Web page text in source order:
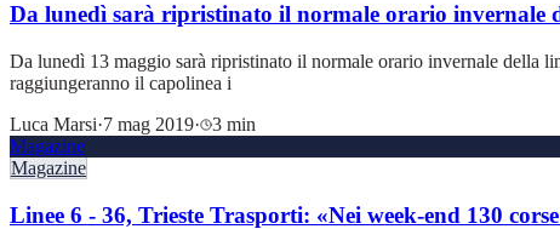
Da lunedì sarà ripristinato il normale orario invernale
Da lunedì 13 maggio sarà ripristinato il normale orario invernale della
raggiungeranno il capolinea i
Luca Marsi·7 mag 2019·
3 min
Magazine
Magazine
Linee 6 - 36, Trieste Trasporti: «Nei week-end 130